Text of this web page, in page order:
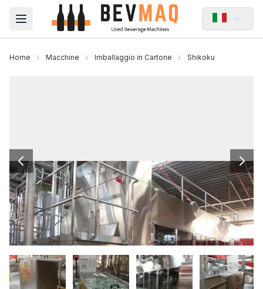
Open main menu
Home Macchine Imballaggio in Cartone Shikoku